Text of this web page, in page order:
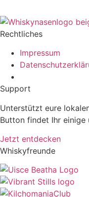
Rechtliches
Impressum
Support
Unterstützt eure
Button findet Ihr einige
Jetzt entdecken
Whiskyfreunde